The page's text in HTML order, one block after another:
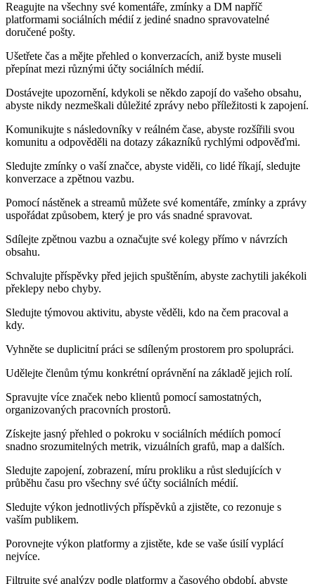
Reagujte na všechny své komentáře, zmínky a DM napříč
platformami sociálních médií z jediné snadno spravovatelné
doručené pošty.
Ušetřete čas a mějte přehled o konverzacích, aniž byste museli
přepínat mezi různými účty sociálních médií.
Dostávejte upozornění, kdykoli se někdo zapojí do vašeho obsahu,
abyste nikdy nezmeškali důležité zprávy nebo příležitosti k zapojení.
Komunikujte s následovníky v reálném čase, abyste rozšířili svou
komunitu a odpověděli na dotazy zákazníků rychlými odpověďmi.
Sledujte zmínky o vaší značce, abyste viděli, co lidé říkají, sledujte
konverzace a zpětnou vazbu.
Pomocí nástěnek a streamů můžete své komentáře, zmínky a zprávy
uspořádat způsobem, který je pro vás snadné spravovat.
Sdílejte zpětnou vazbu a označujte své kolegy přímo v návrzích
obsahu.
Schvalujte příspěvky před jejich spuštěním, abyste zachytili jakékoli
překlepy nebo chyby.
Sledujte týmovou aktivitu, abyste věděli, kdo na čem pracoval a
kdy.
Vyhněte se duplicitní práci se sdíleným prostorem pro spolupráci.
Udělejte členům týmu konkrétní oprávnění na základě jejich rolí.
Spravujte více značek nebo klientů pomocí samostatných,
organizovaných pracovních prostorů.
Získejte jasný přehled o pokroku v sociálních médiích pomocí
snadno srozumitelných metrik, vizuálních grafů, map a dalších.
Sledujte zapojení, zobrazení, míru prokliku a růst sledujících v
průběhu času pro všechny své účty sociálních médií.
Sledujte výkon jednotlivých příspěvků a zjistěte, co rezonuje s
vaším publikem.
Porovnejte výkon platformy a zjistěte, kde se vaše úsilí vyplácí
nejvíce.
Filtrujte své analýzy podle platformy a časového období, abyste